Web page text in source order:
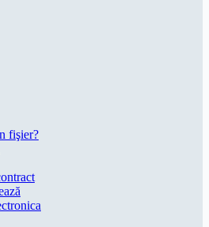
fişier?